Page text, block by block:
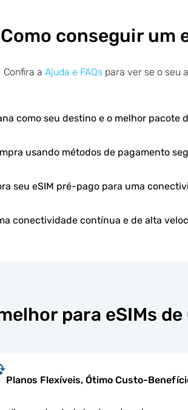
Como conseguir um
Confira a Ajuda e FAQs para ver se o seu
como seu destino e o melhor pacote
usando métodos de pagamento
seu eSIM pré-pago para uma
conectividade contínua e de alta
para eSIMs de
Planos Flexíveis, Ótimo Custo-